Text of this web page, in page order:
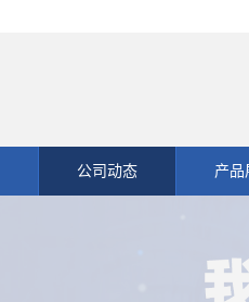
公司动态 产品